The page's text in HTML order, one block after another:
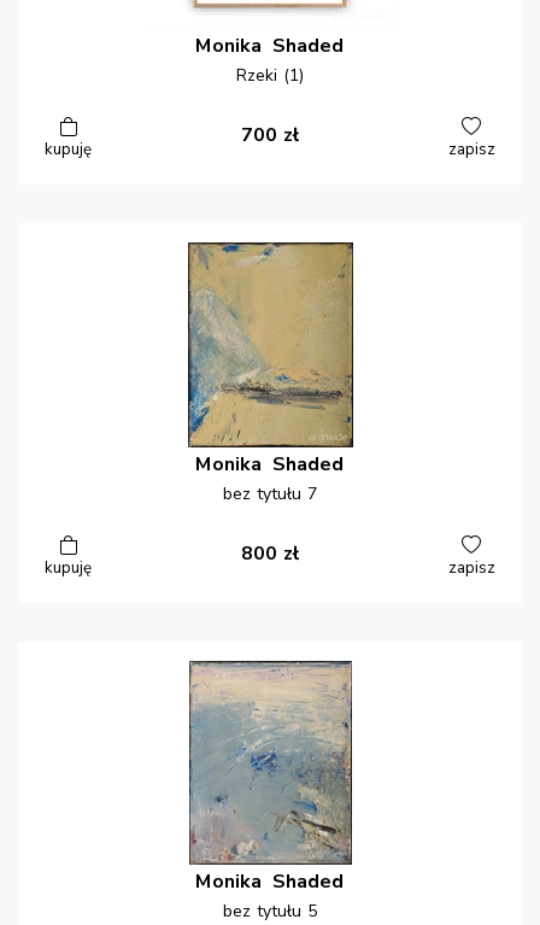
Monika Shaded
Rzeki (1)
kupuję
700 zł
zapisz
Monika Shaded
bez tytułu 7
kupuję
800 zł
zapisz
Monika Shaded
bez tytułu 5